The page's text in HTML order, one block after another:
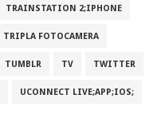
TRAINSTATION 2;IPHONE
TRIPLA FOTOCAMERA
TUMBLR TV TWITTER
UCONNECT LIVE;APP;IOS;